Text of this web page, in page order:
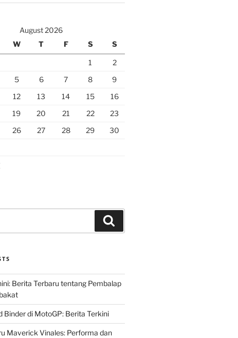
August 2026
W T F S S
1
2
5 6 7 8
9
12 13 14 15
16
19 20 21 22
23
26 27 28 29
30
Berita Terbaru tentang Pembalap
Binder di MotoGP: Berita Terkini
Maverick Vinales: Performa dan